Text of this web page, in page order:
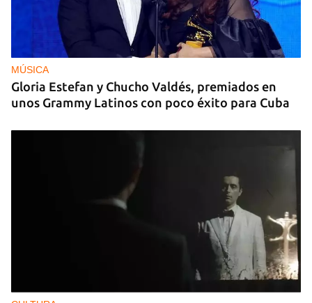
MÚSICA
Gloria Estefan y Chucho Valdés, premiados en
unos Grammy Latinos con poco éxito para Cuba